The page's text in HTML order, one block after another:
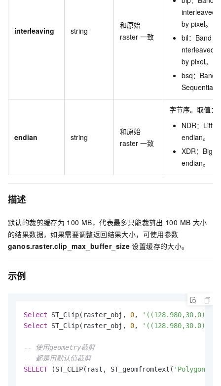
interleaving string
和原始
raster 一致
interleaved
by pixel。
bil：Band
nterleaved
by pixel。
bsq：Band
Sequential。
endian string
和原始
raster 一致
字节序。取值：
NDR：Little
endian。
XDR：Big
endian。
描述
默认的裁剪缓存为 100 MB，代表最多只能裁剪出 100 MB 大小
的结果数据，如果需要调整返回结果大小，可使用参数
ganos.raster.clip_max_buffer_size 设置缓存的大小。
示例
Select ST_Clip(raster_obj, 0,
Select ST_Clip(raster_obj, 0,
-- 使用geometry裁剪
-- 都是用默认值裁剪
SELECT (ST_CLIP(rast, ST_geomfromtext(